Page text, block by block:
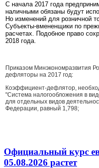
С начала 2017 года
наличными обязаны будут
Но изменений для розничной
Субъекты-вмененщики по
расчетах. Подобное право
2018 года.
Приказом Минэкономразвития
дефляторы на 2017 год:
Коэффициент-дефлятор,
"Система налогообложения в
для отдельных видов
Федерации, равный 1,798;
Официальный курс
05.08.2026 растет